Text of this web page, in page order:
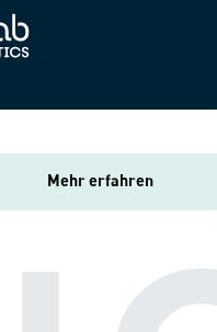
Mehr erfahren